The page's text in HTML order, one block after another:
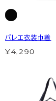
バレエ衣装巾着
¥4,290